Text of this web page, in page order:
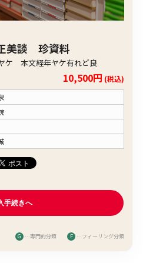
美談 珍資料
本文経年ヤケ有れど良
10,500円 (税込)
G …専門的分類 F …フィーリング分類